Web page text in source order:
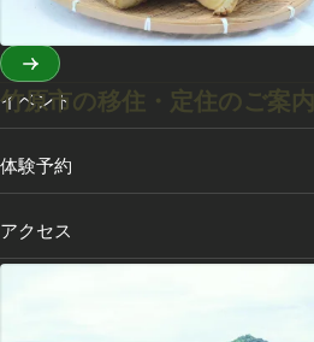
竹原市の移住・定住のご案内
スポット・体験
イベント
体験予約
アクセス